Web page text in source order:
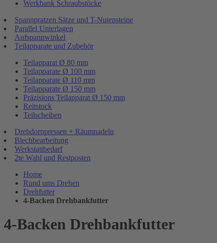
Werkbank Schraubstöcke
Spannpratzen Sätze und T-Nutensteine
Parallel Unterlagen
Aufspannwinkel
Teilapparate und Zubehör
Teilapparat Ø 80 mm
Teilapparate Ø 100 mm
Teilapparate Ø 110 mm
Teilapparate Ø 150 mm
Präzisions Teilapparat Ø 150 mm
Reitstock
Teilscheiben
Drehdornpressen + Räumnadeln
Blechbearbeitung
Werkstattbedarf
2te Wahl und Restposten
Home
Rund ums Drehen
Drehfutter
4-Backen Drehbankfutter
4-Backen Drehbankfutter